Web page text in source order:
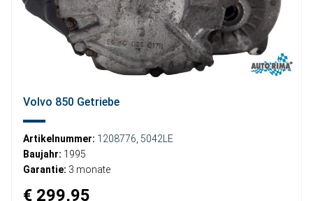
Volvo 850 Getriebe
Artikelnummer: 1208776 5042LE
Baujahr: 1995
Garantie: 3 monate
€ 299,95